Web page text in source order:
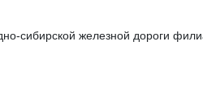
сибирской железной дороги